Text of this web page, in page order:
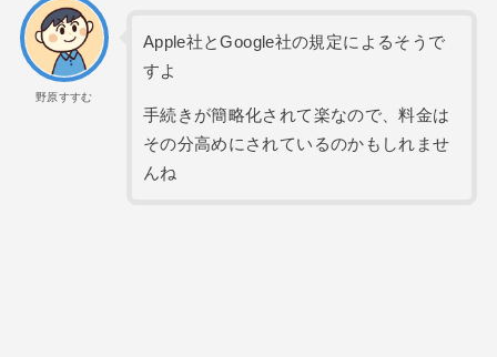
野原すすむ
Apple社とGoogle社の規定によるそうで
すよ
手続きが簡略化されて楽なので、料金は
その分高めにされているのかもしれませ
んね